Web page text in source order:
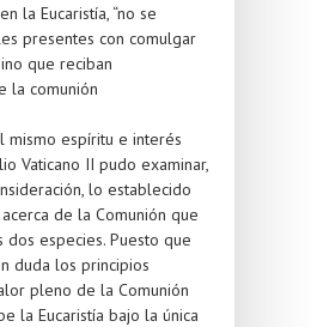
la Eucaristía, “no se
presentes con comulgar
que reciban
la comunión
mismo espíritu e interés
Vaticano II pudo examinar,
lo establecido
de la Comunión que
especies. Puesto que
duda los principios
pleno de la Comunión
la Eucaristía bajo la única